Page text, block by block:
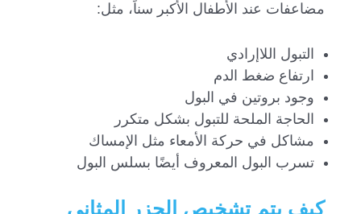
مضاعفات عند الأطفال الأكبر سناً، مثل:
التبول اللاإرادي
ارتفاع ضغط الدم
وجود بروتين في البول
الحاجة الملحة للتبول بشكل متكرر
مشاكل في حركة الأمعاء مثل الإمساك
تسرب البول المعروف أيضًا بسلس البول
كيف يتم تشخيص الجزر المثاني